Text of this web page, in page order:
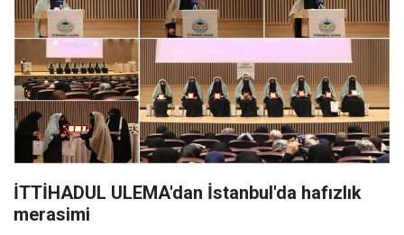
İTTİHADUL ULEMA'dan İstanbul'da hafızlık
merasimi